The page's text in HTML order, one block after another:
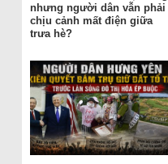
nhưng người dân vẫn phải
chịu cảnh mất điện giữa
trưa hè?